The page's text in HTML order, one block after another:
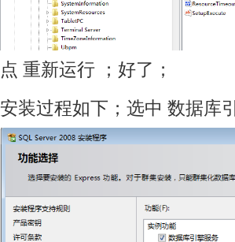
点 重新运行 ；好了；
安装过程如下；选中 数据库